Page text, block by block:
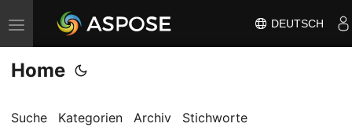
N
a
v
g
DEUTSCH
Home
Suche Kategorien Archiv Stichworte